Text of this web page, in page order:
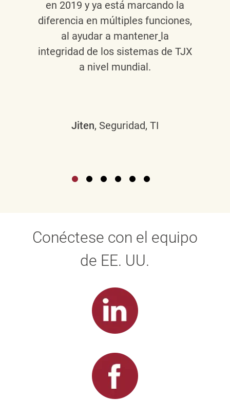
en 2019 y ya está marcando la
diferencia en múltiples funciones,
al ayudar a mantener la
integridad de los sistemas de TJX
a nivel mundial.
Jiten, Seguridad, TI
Conéctese con el equipo
de EE. UU.